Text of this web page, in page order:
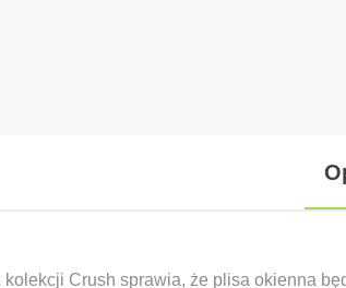
Crush sprawia, że plisa okienna